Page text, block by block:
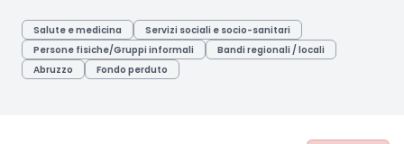
Salute e medicina
Servizi sociali e socio-sanitari
Persone fisiche/Gruppi informali
Bandi regionali / locali
Abruzzo
Fondo perduto